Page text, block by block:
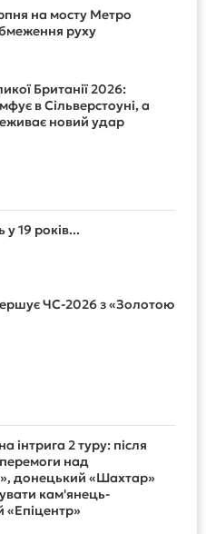
на мосту Метро
руху
Британії 2026:
в Сільверстоуні, а
новий удар
19 років...
ЧС-2026 з «Золотою
інтрига 2 туру: після
над
донецький «Шахтар»
кам'янець-
«Епіцентр»